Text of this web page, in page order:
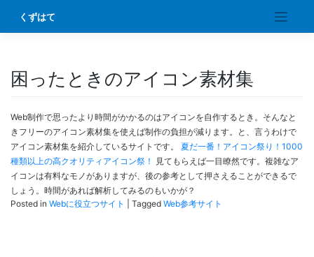
content
くずはて
困ったときのアイコン素材集
Web制作で思ったより時間がかかるのはアイコンを自作するとき。そんなと
きフリーのアイコン素材集を使えば制作の負担が減ります。と、言うわけで
アイコン素材集を紹介しているサイトです。 夏だ一番！アイコン祭り！1000
種類以上の高クオリティアイコン祭！
見てもらえば一目瞭然です。複雑なア
イコンは有料なモノがありますが、後の参考として押さえることができるで
しょう。時間があれば解析してみるのもいかが？
Posted in Webに役立つサイト Tagged Web参考サイト